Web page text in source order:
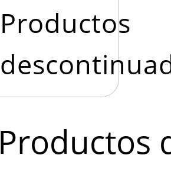
Productos
Productos